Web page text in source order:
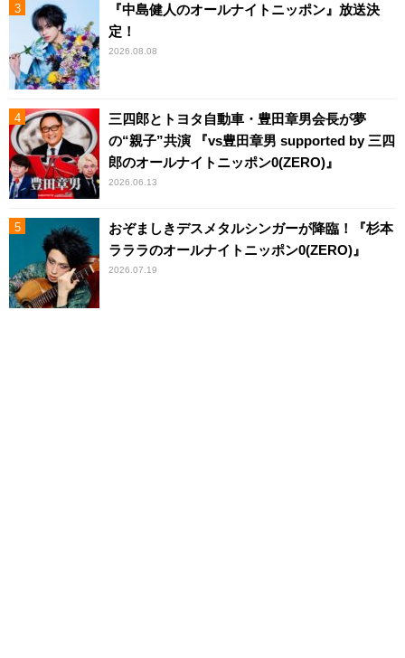
『中島健人のオールナイトニッポン』放送決
定！
2026.08.08
三四郎とトヨタ自動車・豊田章男会長が夢
の“親子”共演 『vs豊田章男 supported by 三四
郎のオールナイトニッポン0(ZERO)』
2026.06.13
おぞましきデスメタルシンガーが降臨！『杉本
ラララのオールナイトニッポン0(ZERO)』
2026.07.19